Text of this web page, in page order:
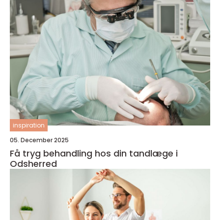
inspiration
05. December 2025
Få tryg behandling hos din tandlæge i
Odsherred